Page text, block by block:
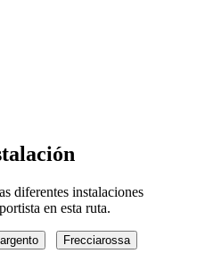
diferentes instalaciones
en esta ruta.
Frecciarossa